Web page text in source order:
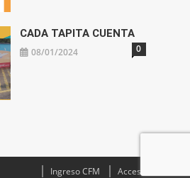
CADA TAPITA CUENTA
08/01/2024 0
Ingreso CFM Acceso